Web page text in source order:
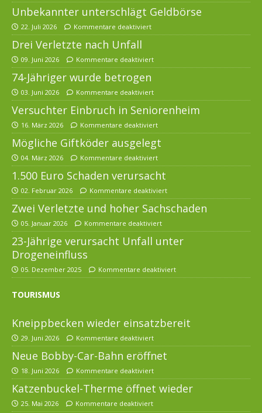
Unbekannter unterschlägt Geldbörse
22. Juli 2026 Kommentare deaktiviert
Drei Verletzte nach Unfall
09. Juni 2026 Kommentare deaktiviert
74-Jähriger wurde betrogen
03. Juni 2026 Kommentare deaktiviert
Versuchter Einbruch in Seniorenheim
16. März 2026 Kommentare deaktiviert
Mögliche Giftköder ausgelegt
04. März 2026 Kommentare deaktiviert
1.500 Euro Schaden verursacht
02. Februar 2026 Kommentare deaktiviert
Zwei Verletzte und hoher Sachschaden
05. Januar 2026 Kommentare deaktiviert
23-Jährige verursacht Unfall unter
Drogeneinfluss
05. Dezember 2025 Kommentare deaktiviert
TOURISMUS
Kneippbecken wieder einsatzbereit
29. Juni 2026 Kommentare deaktiviert
Neue Bobby-Car-Bahn eröffnet
18. Juni 2026 Kommentare deaktiviert
Katzenbuckel-Therme öffnet wieder
25. Mai 2026 Kommentare deaktiviert